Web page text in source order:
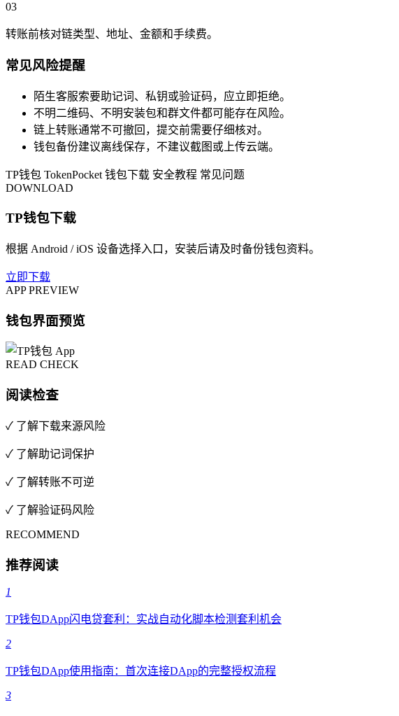
03
转账前核对链类型、地址、金额和手续费。
常见风险提醒
陌生客服索要助记词、私钥或验证码，应立即拒绝。
不明二维码、不明安装包和群文件都可能存在风险。
链上转账通常不可撤回，提交前需要仔细核对。
钱包备份建议离线保存，不建议截图或上传云端。
TP钱包 TokenPocket 钱包下载 安全教程 常见问题
DOWNLOAD
TP钱包下载
根据 Android / iOS 设备选择入口，安装后请及时备份钱包资料。
立即下载
APP PREVIEW
钱包界面预览
READ CHECK
阅读检查
✓ 了解下载来源风险
✓ 了解助记词保护
✓ 了解转账不可逆
✓ 了解验证码风险
RECOMMEND
推荐阅读
1
TP钱包DApp闪电贷套利：实战自动化脚本检测套利机会
2
TP钱包DApp使用指南：首次连接DApp的完整授权流程
3